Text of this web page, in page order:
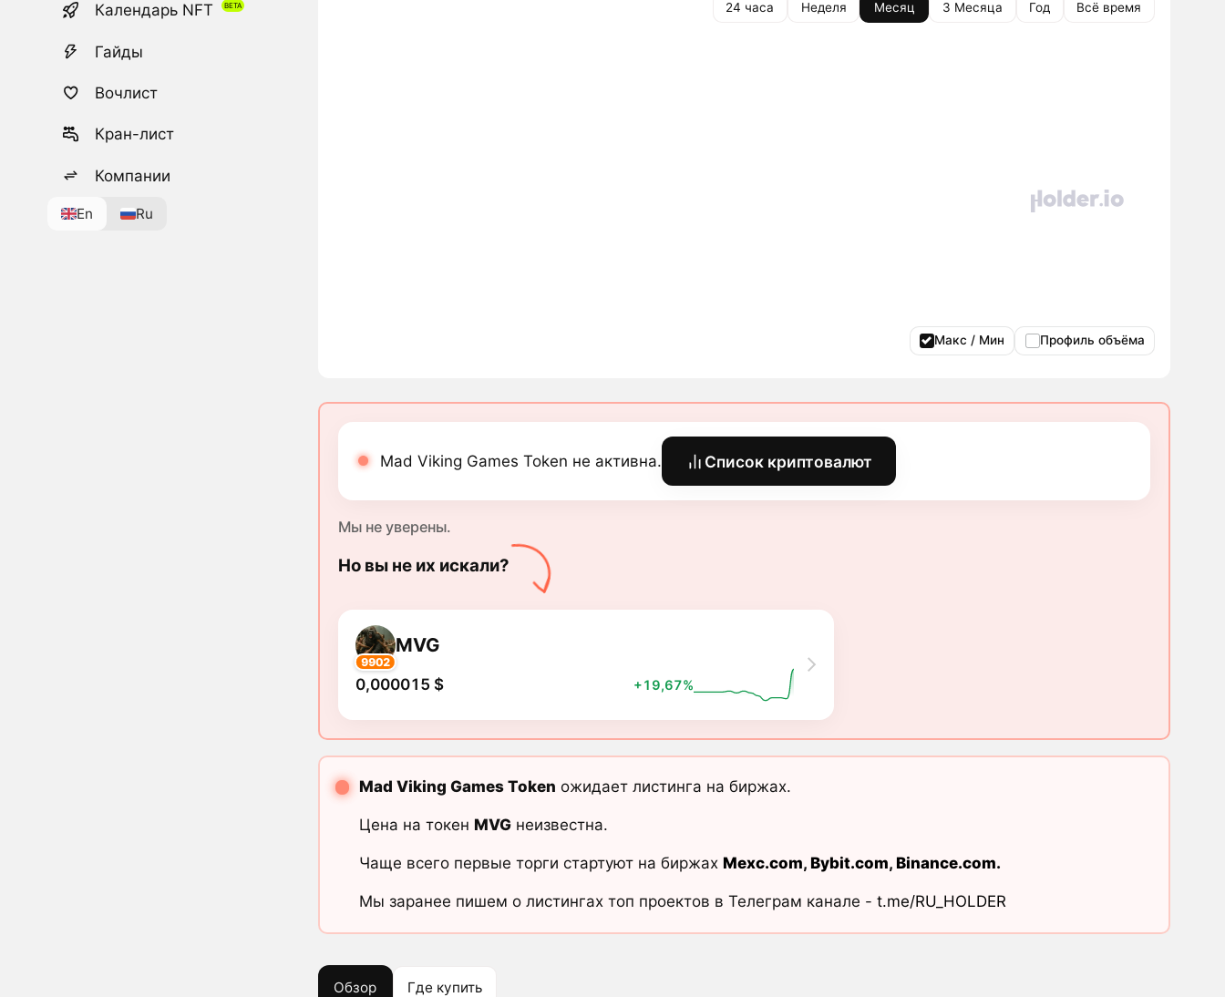
Календарь NFT
Гайды
Вочлист
Кран-лист
Компании
En Ru
24 часа Неделя Месяц 3 Месяца Год Всё время
Макс / Мин Профиль объёма
Mad Viking Games Token не активна. Список криптовалют
Мы не уверены.
Но вы не их искали?
9902
MVG
0,000015 $ +19,67%
Mad Viking Games Token ожидает листинга на биржах.
Цена на токен MVGнеизвестна.
Чаще всего первые торги стартуют на биржах Mexc.com, Bybit.com, Binance.com.
Мы заранее пишем о листингах топ проектов в Телеграм канале - t.me/RU_HOLDER
Обзор Где купить